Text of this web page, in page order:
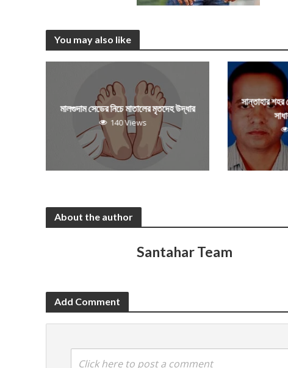
You may also like
মালগুদাম সেডের নিচে মাতালের মৃতদেহ উদ্ধার
140 Views
সান্তাহার
About the author
Santahar Team
Add Comment
Click here to post a comment